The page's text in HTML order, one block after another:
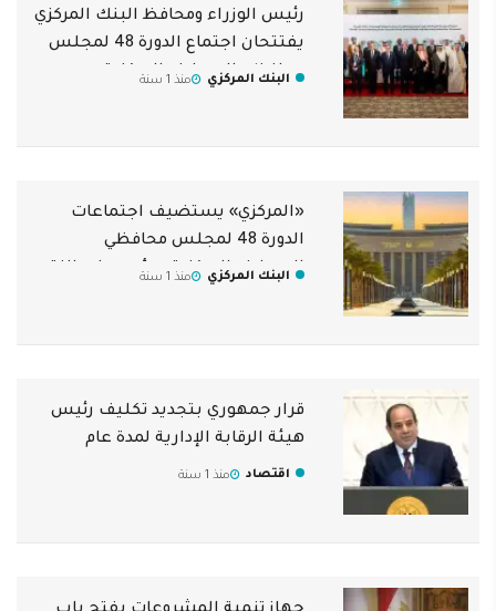
رئيس الوزراء ومحافظ البنك المركزي
يفتتحان اجتماع الدورة 48 لمجلس
محافظي المصارف المركزية
البنك المركزي منذ 1 سنة
«المركزي» يستضيف اجتماعات
الدورة 48 لمجلس محافظي
المصارف المركزية ومؤسسات النقد
البنك المركزي منذ 1 سنة
قرار جمهوري بتجديد تكليف رئيس
هيئة الرقابة الإدارية لمدة عام
اقتصاد منذ 1 سنة